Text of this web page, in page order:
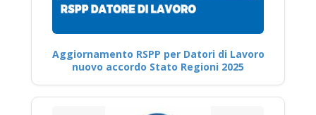
Aggiornamento RSPP per Datori di Lavoro
nuovo accordo Stato Regioni 2025